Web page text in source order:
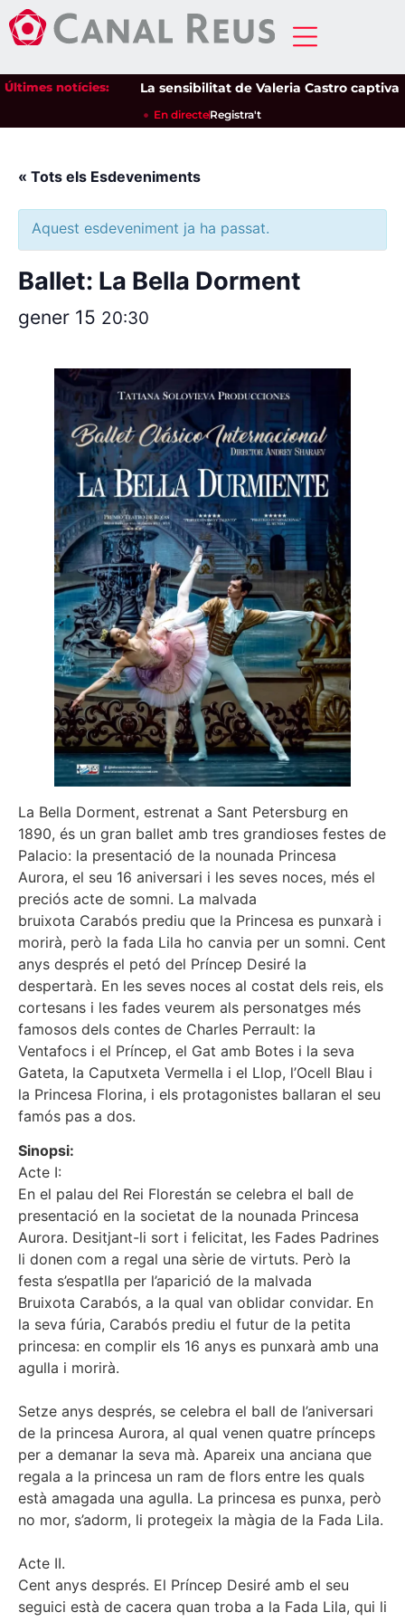
Últimes notícies: La sensibilitat de Valeria Castro captiva
En directeRegistra't
« Tots els Esdeveniments
Aquest esdeveniment ja ha passat.
Ballet: La Bella Dorment
gener 15 20:30
La Bella Dorment, estrenat a Sant Petersburg en
1890, és un gran ballet amb tres grandioses festes de
Palacio: la presentació de la nounada Princesa
Aurora, el seu 16 aniversari i les seves noces, més el
preciós acte de somni. La malvada
bruixota Carabós prediu que la Princesa es punxarà i
morirà, però la fada Lila ho canvia per un somni. Cent
anys després el petó del Príncep Desiré la
despertarà. En les seves noces al costat dels reis, els
cortesans i les fades veurem als personatges més
famosos dels contes de Charles Perrault: la
Ventafocs i el Príncep, el Gat amb Botes i la seva
Gateta, la Caputxeta Vermella i el Llop, l’Ocell Blau i
la Princesa Florina, i els protagonistes ballaran el seu
famós pas a dos.
Sinopsi:
Acte I:
En el palau del Rei Florestán se celebra el ball de
presentació en la societat de la nounada Princesa
Aurora. Desitjant-li sort i felicitat, les Fades Padrines
li donen com a regal una sèrie de virtuts. Però la
festa s’espatlla per l’aparició de la malvada
Bruixota Carabós, a la qual van oblidar convidar. En
la seva fúria, Carabós prediu el futur de la petita
princesa: en complir els 16 anys es punxarà amb una
agulla i morirà.
Setze anys després, se celebra el ball de l’aniversari
de la princesa Aurora, al qual venen quatre prínceps
per a demanar la seva mà. Apareix una anciana que
regala a la princesa un ram de flors entre les quals
està amagada una agulla. La princesa es punxa, però
no mor, s’adorm, li protegeix la màgia de la Fada Lila.
Acte II.
Cent anys després. El Príncep Desiré amb el seu
seguici està de cacera quan troba a la Fada Lila, qui li